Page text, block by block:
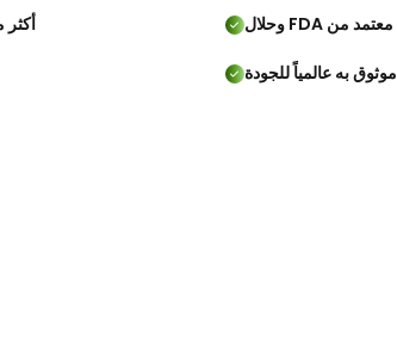
معتمد من FDA وحلال أكثر من 50 عاماً
موثوق به عالمياً للجودة